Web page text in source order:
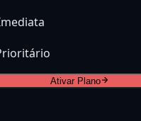
Ativar Plano